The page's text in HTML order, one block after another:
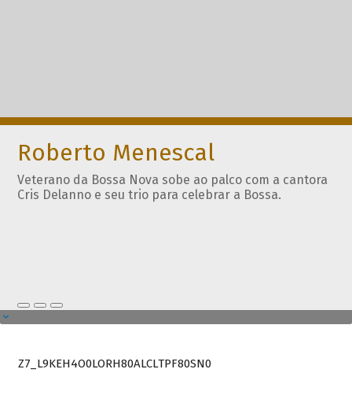
Roberto Menescal
Veterano da Bossa Nova sobe ao palco com a cantora
Cris Delanno e seu trio para celebrar a Bossa.
Z7_L9KEH4O0LORH80ALCLTPF80SN0